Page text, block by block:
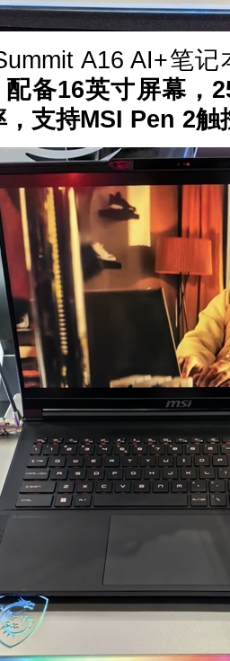
A16 AI+笔记
备16英寸屏幕，
支持MSI Pen 2触